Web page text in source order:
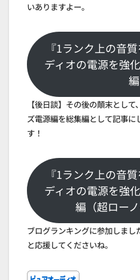
いありますよー。
『1ランク上の音
ディオの電源を強
編
【後日談】その後の顛末とし
ズ電源編を総集編として記事に
す！
『1ランク上の音
ディオの電源を強
編（超ローノ
ブログランキングに参加しま
と応援してくださいね。